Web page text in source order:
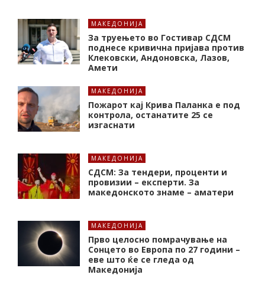
МАКЕДОНИЈА
За труењето во Гостивар СДСМ
поднесе кривична пријава против
Клековски, Андоновска, Лазов,
Амети
МАКЕДОНИЈА
Пожарот кај Крива Паланка е под
контрола, останатите 25 се
изгаснати
МАКЕДОНИЈА
СДСМ: За тендери, проценти и
провизии – експерти. За
македонското знаме – аматери
МАКЕДОНИЈА
Прво целосно помрачување на
Сонцето во Европа по 27 години –
еве што ќе се гледа од
Македонија